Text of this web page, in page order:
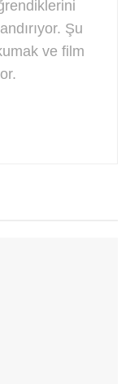
Şu
ve film